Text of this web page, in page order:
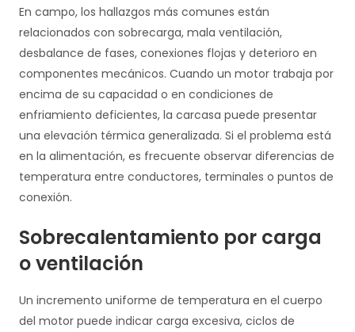
En campo, los hallazgos más comunes están
relacionados con sobrecarga, mala ventilación,
desbalance de fases, conexiones flojas y deterioro en
componentes mecánicos. Cuando un motor trabaja por
encima de su capacidad o en condiciones de
enfriamiento deficientes, la carcasa puede presentar
una elevación térmica generalizada. Si el problema está
en la alimentación, es frecuente observar diferencias de
temperatura entre conductores, terminales o puntos de
conexión.
Sobrecalentamiento por carga
o ventilación
Un incremento uniforme de temperatura en el cuerpo
del motor puede indicar carga excesiva, ciclos de